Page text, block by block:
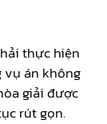
thực hiện
án không
giải được
rút gọn.